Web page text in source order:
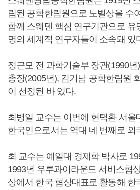
립된 공학한림원으로 노벨상을 수
함께 스웨덴 핵심 연구기관으로 유
명의 세계적 연구자들이 소속돼 있
정근모 전 과학기술부 장관(1990년
총장(2005년), 김기남 공학한림원
이 선정된 바 있다.
최병일 교수는 이번에 현택환 서울
한국인으로서는 역대 네 번째로 외
최 교수는 예일대 경제학 박사로
1993년 우루과이라운드 서비스협
상에서 한국 협상대표로 활동해 한